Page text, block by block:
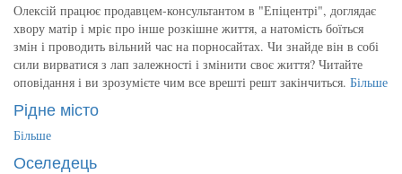
Олексій працює продавцем-консультантом в "Епіцентрі", доглядає
хвору матір і мріє про інше розкішне життя, а натомість боїться
змін і проводить вільний час на порносайтах. Чи знайде він в собі
сили вирватися з лап залежності і змінити своє життя? Читайте
оповідання і ви зрозумієте чим все врешті решт закінчиться. Більше
Рідне місто
Більше
Оселедець